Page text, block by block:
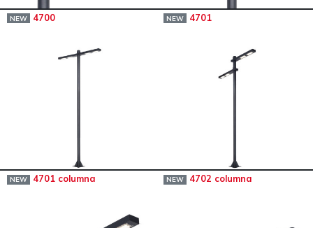
NEW 4700 NEW 4701
NEW 4701 columna NEW 4702 columna